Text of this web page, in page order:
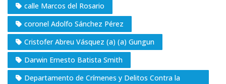
calle Marcos del Rosario
coronel Adolfo Sánchez Pérez
Cristofer Abreu Vásquez (a) (a) Gungun
Darwin Ernesto Batista Smith
Departamento de Crímenes y Delitos Contra la